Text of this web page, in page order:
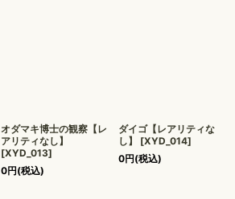
オダマキ博士の観察【レ
アリティなし】
[XYD_013]
0円(税込)
ダイゴ【レアリティな
し】
[XYD_014]
0円(税込)